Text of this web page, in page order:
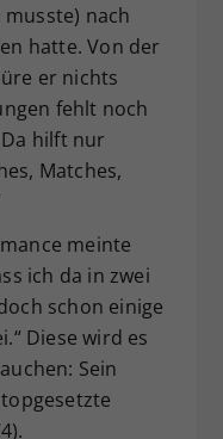
nach
hatte. Von der
er nichts
fehlt noch
hilft nur
Matches,
meinte
ich da in zwei
schon einige
Diese wird es
Sein